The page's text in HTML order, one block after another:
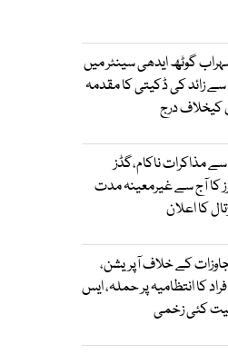
گوٹھ ایدھی سینٹر میں
سے زائد کی ڈکیتی کا مقدمہ
مذاکرات ناکام،گڈز
کا آج سے غیرمعینہ مدت
کا اعلان
کے خلاف آپریشن،
کا انتظامیہ پر حملہ، ایس
کئی زخمی